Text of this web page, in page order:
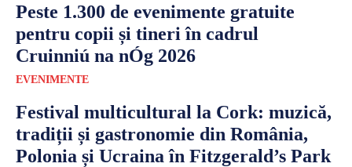
Peste 1.300 de evenimente gratuite
pentru copii și tineri în cadrul
Cruinniú na nÓg 2026
EVENIMENTE
Festival multicultural la Cork: muzică,
tradiții și gastronomie din România,
Polonia și Ucraina în Fitzgerald’s Park